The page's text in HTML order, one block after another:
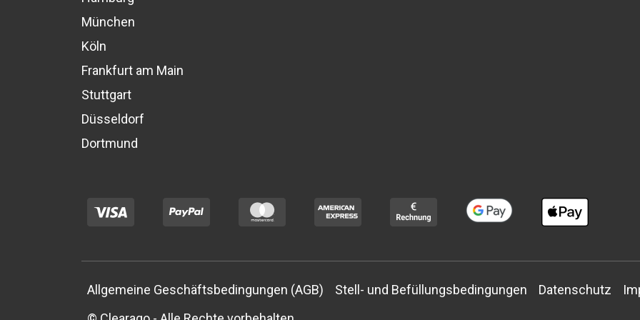
München
Köln
Frankfurt am Main
Stuttgart
Düsseldorf
Dortmund
Allgemeine Geschäftsbedingungen (AGB) Stell- und Befüllungsbedingungen Datenschutz